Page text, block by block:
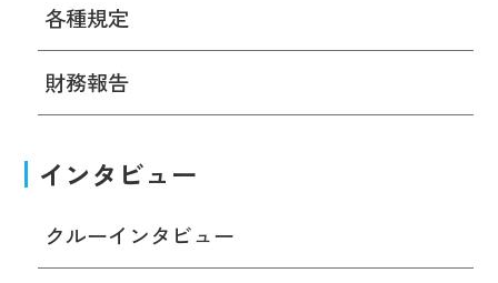
各種規定
財務報告
インタビュー
クルーインタビュー